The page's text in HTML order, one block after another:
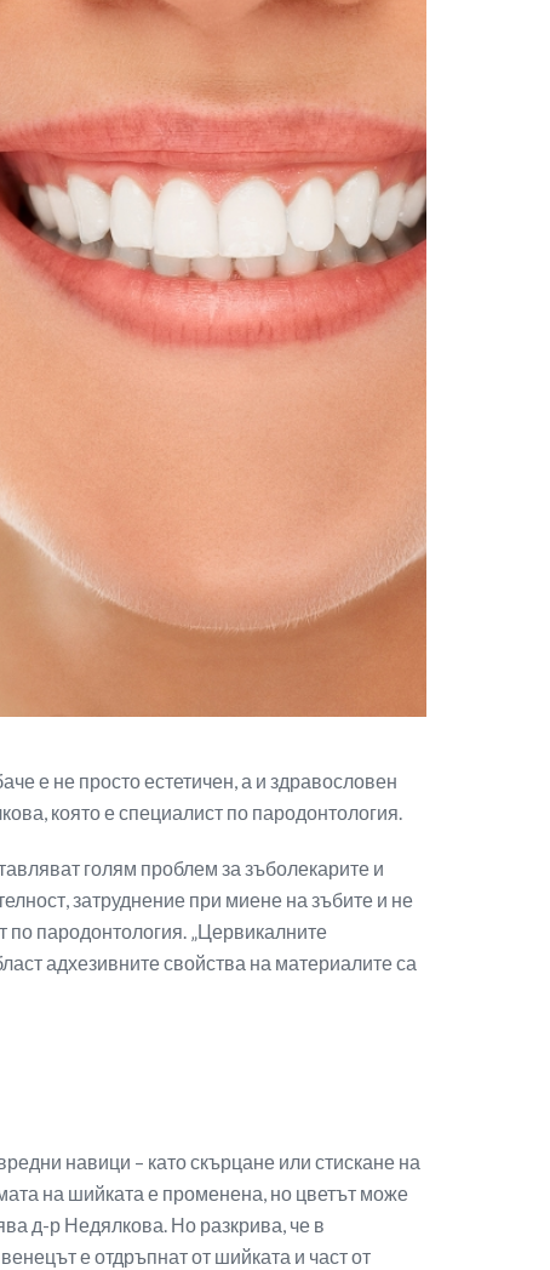
е не просто естетичен, а и здравословен
която е специалист по пародонтология.
голям проблем за зъболекарите и
затруднение при миене на зъбите и не
по пародонтология. „Цервикалните
адхезивните свойства на материалите са
навици – като скърцане или стискане на
на шийката е променена, но цветът може
д-р Недялкова. Но разкрива, че в
е отдръпнат от шийката и част от